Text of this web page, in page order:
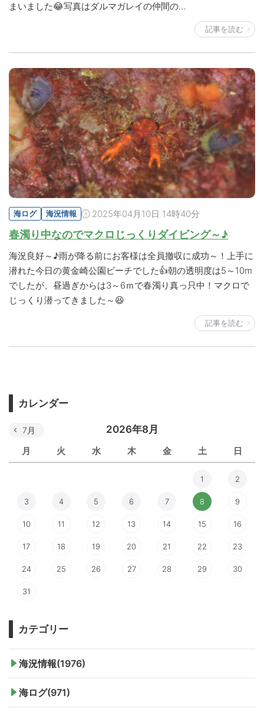
まいました😂写真はダルマガレイの仲間の…
記事を読む
海ログ 海況情報 2025年04月10日 14時40分
春濁り中なのでマクロじっくりダイビング～♪
海況良好～♪雨が降る前にお客様は全員撤収に成功～！上手に
潜れた今日の黄金崎公園ビーチでした👍朝の透明度は5～10m
でしたが、昼過ぎからは3～6ｍで春濁り真っ只中！マクロで
じっくり潜ってきました～😆
記事を読む
カレンダー
2026年8月
月 火 水 木 金 土 日
7月
1 2
3 4 5 6 7 8 9
10 11 12 13 14 15 16
17 18 19 20 21 22 23
24 25 26 27 28 29 30
31
カテゴリー
海況情報(1976)
海ログ(971)